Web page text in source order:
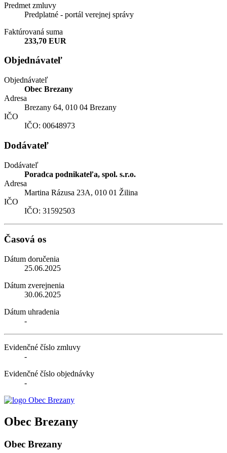
Predmet zmluvy
Predplatné - portál verejnej správy
Faktúrovaná suma
233,70 EUR
Objednávateľ
Objednávateľ
Obec Brezany
Adresa
Brezany 64, 010 04 Brezany
IČO
IČO: 00648973
Dodávateľ
Dodávateľ
Poradca podnikateľa, spol. s.r.o.
Adresa
Martina Rázusa 23A, 010 01 Žilina
IČO
IČO: 31592503
Časová os
Dátum doručenia
25.06.2025
Dátum zverejnenia
30.06.2025
Dátum uhradenia
-
Evidenčné číslo zmluvy
-
Evidenčné číslo objednávky
-
Obec Brezany
Obec Brezany